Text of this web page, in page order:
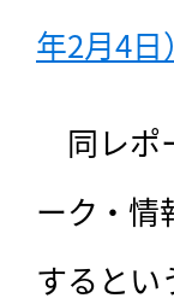
年2月4日）
同レポ
ーク・情
するとい